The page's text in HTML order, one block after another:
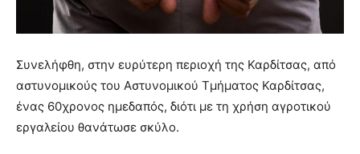
Συνελήφθη, στην ευρύτερη περιοχή της Καρδίτσας, από
αστυνομικούς του Αστυνομικού Τμήματος Καρδίτσας,
ένας 60χρονος ημεδαπός, διότι με τη χρήση αγροτικού
εργαλείου θανάτωσε σκύλο.